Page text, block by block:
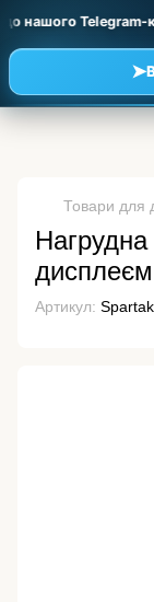
нашого Telegram-
➤
Товари для
Артикул: